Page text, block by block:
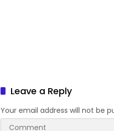
Leave a Reply
Your email address will not be